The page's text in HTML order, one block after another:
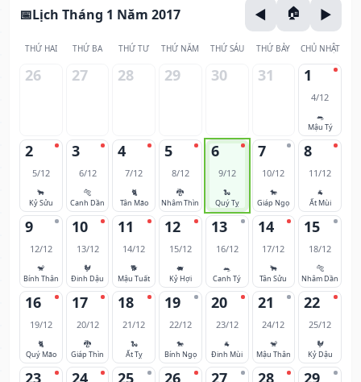
Lịch Tháng 1 Năm 2017
THỨ HAI THỨ BA THỨ TƯ THỨ NĂM THỨ SÁU THỨ BẢY CHỦ NHẬT
26 27 28 29 30 31 1
4/12
🐀
Mậu Tý
2
5/12
🐂
Kỷ Sửu
3
6/12
🐅
Canh Dần
4
7/12
🐈
Tân Mão
5
8/12
🐉
Nhâm Thìn
6
9/12
🐍
Quý Tỵ
7
10/12
🐎
Giáp Ngọ
8
11/12
🐐
Ất Mùi
9
12/12
🐒
Bính Thân
10
13/12
🐓
Đinh Dậu
11
14/12
🐕
Mậu Tuất
12
15/12
🐖
Kỷ Hợi
13
16/12
🐀
Canh Tý
14
17/12
🐂
Tân Sửu
15
18/12
🐅
Nhâm Dần
16
19/12
🐈
Quý Mão
17
20/12
🐉
Giáp Thìn
18
21/12
🐍
Ất Tỵ
19
22/12
🐎
Bính Ngọ
20
23/12
🐐
Đinh Mùi
21
24/12
🐒
Mậu Thân
22
25/12
🐓
Kỷ Dậu
23 24 25 26 27 28 29